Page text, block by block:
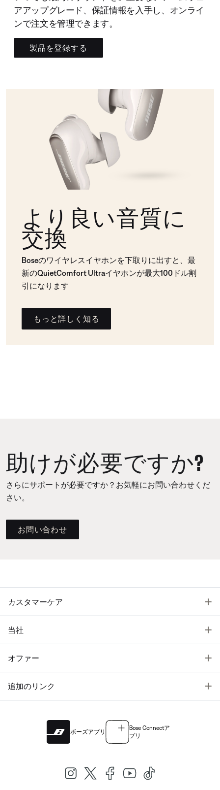
アアップグレード、保証情報を入手し、オンライ
ンで注文を管理できます。
製品を登録する
より良い音質に
交換
Boseのワイヤレスイヤホンを下取りに出すと、最
新のQuietComfort Ultraイヤホンが最大100ドル割
引になります
もっと詳しく知る
助けが必要ですか?
さらにサポートが必要ですか？お気軽にお問い合わせくだ
さい。
お問い合わせ
カスタマーケア
当社
オファー
追加のリンク
ボーズアプリ
Bose Connectア
プリ